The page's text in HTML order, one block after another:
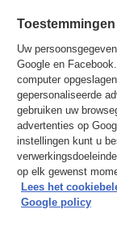
REIS
Wij
Uw
Google en
computer
gepersonaliseerde
gebruiken uw
advertenties op
instellingen kunt u
op elk gewenst
Lees het
Google policy